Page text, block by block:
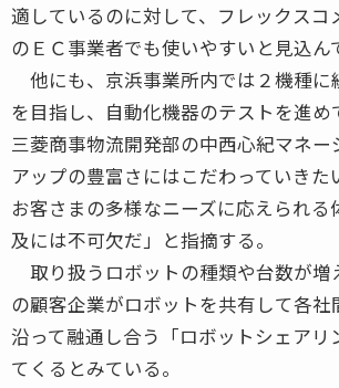
適しているのに対して、フレックスコ
のＥＣ事業者でも使いやすいと見込ん
他にも、京浜事業所内では２機種に
を目指し、自動化機器のテストを進め
三菱商事物流開発部の中西心紀マネー
アップの豊富さにはこだわっていきた
お客さまの多様なニーズに応えられる
及には不可欠だ」と指摘する。
取り扱うロボットの種類や台数が増
の顧客企業がロボットを共有して各社
沿って融通し合う「ロボットシェアリ
てくるとみている。